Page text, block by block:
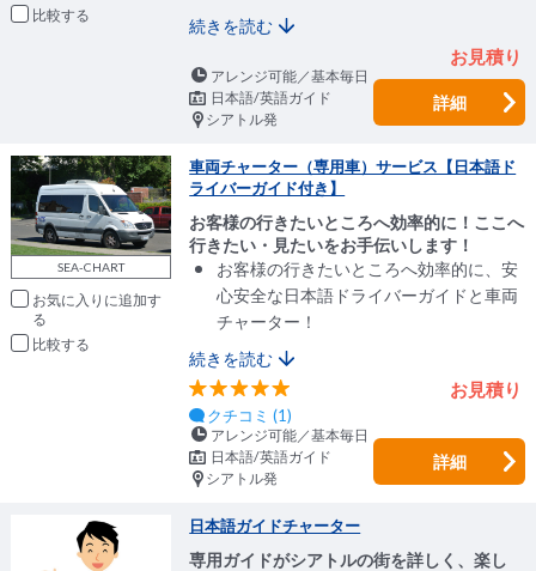
比較
続きを読む
お見積り
アレンジ可能／基本毎日
日本語/英語ガイド
シアトル発
詳細
SEA-CHART
お気に入りに追加
比較
車両チャーター（専用車）サービス【日本語ド
ライバーガイド付き】
お客様の行きたいところへ効率的に！ここへ
行きたい・見たいをお手伝いします！
お客様の行きたいところへ効率的に、安
心安全な日本語ドライバーガイドと車両
チャーター！
続きを読む
お見積り
クチコミ (1)
アレンジ可能／基本毎日
日本語/英語ガイド
シアトル発
詳細
日本語ガイドチャーター
専用ガイドがシアトルの街を詳しく、楽し